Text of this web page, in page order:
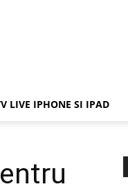
LIVE IPHONE SI IPAD